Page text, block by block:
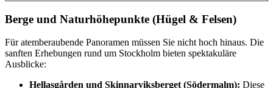
Berge und Naturhöhepunkte (Hügel & Felsen)
Für atemberaubende Panoramen müssen Sie nicht hoch hinaus. Die
sanften Erhebungen rund um Stockholm bieten spektakuläre
Ausblicke:
Hellasgården und Skinnarviksberget (Södermalm): Diese